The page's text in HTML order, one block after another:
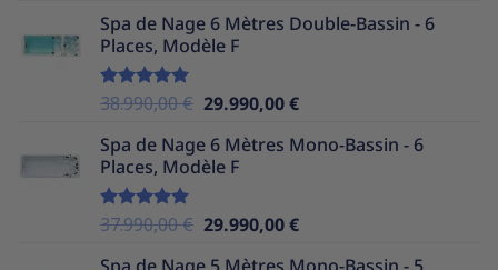
initial
était :
actuel
Spa de Nage 6 Mètres Double-Bassin - 6
Places, Modèle F
Note5.00
38.990,00€ Le
initial
était :
29.990,00€Le
actuel
Spa de Nage 6 Mètres Mono-Bassin - 6
Places, Modèle F
Note5.00
37.990,00€ Le
29.990,00€Le
Spa de Nage 5 Mètres Mono-Bassin - 5